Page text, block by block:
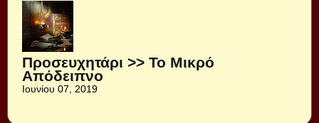
Προσευχητάρι >> Το Μικρό
Απόδειπνο
Ιουνίου 07, 2019